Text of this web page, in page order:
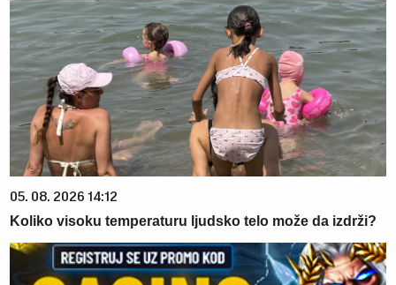
05. 08. 2026 14:12
Koliko visoku temperaturu ljudsko telo može da izdrži?